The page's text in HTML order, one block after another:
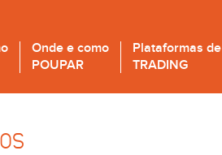
Onde e como
POUPAR
Plataformas de
TRADING